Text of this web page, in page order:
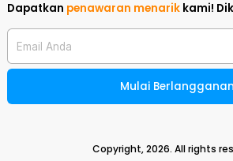
Dapatkan penawaran menarik kami!
Email Anda
Mulai Berlangganan
Copyright,2026. All rights